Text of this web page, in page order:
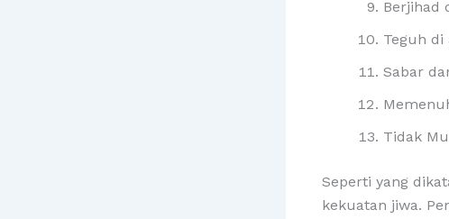
Berjihad
Teguh di
Sabar
Tidak
Seperti yang
kekuatan jiwa.